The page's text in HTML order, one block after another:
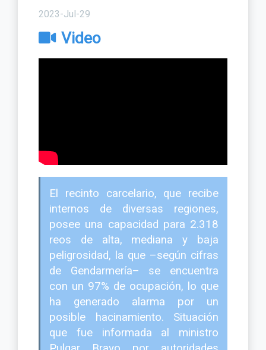
2023-Jul-29
Video
El recinto carcelario, que recibe
internos de diversas regiones,
posee una capacidad para 2.318
reos de alta, mediana y baja
peligrosidad, la que –según cifras
de Gendarmería– se encuentra
con un 97% de ocupación, lo que
ha generado alarma por un
posible hacinamiento. Situación
que fue informada al ministro